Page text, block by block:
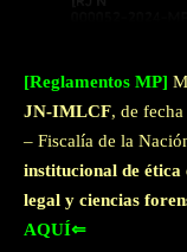
[Reglamentos MP]
JN-IMLCF, de
– Fiscalía de la
institucional de ética
legal y ciencias
AQUÍ⇐